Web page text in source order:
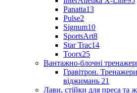
Panatta13
Pulse2
Signum10
SportsArt8
Star Trac14
Toorx25
Вантажно-блочні
Гравітрон.
віджимань 21
Лави, стійки для преса та